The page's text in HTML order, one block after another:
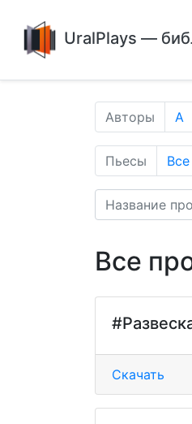
UralPlays —
Авторы А
Пьесы Все
Все
Скачать